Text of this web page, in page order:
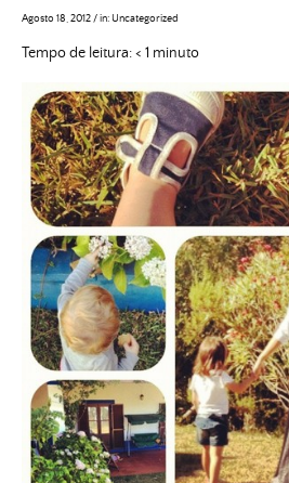
Agosto 18, 2012/in: Uncategorized
Tempo de leitura:< 1 minuto